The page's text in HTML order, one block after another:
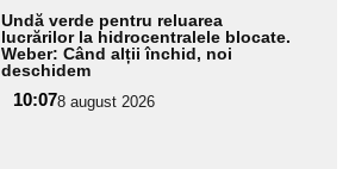
Undă verde pentru reluarea
lucrărilor la hidrocentralele blocate.
Weber: Când alții închid, noi
deschidem
10:078 august 2026